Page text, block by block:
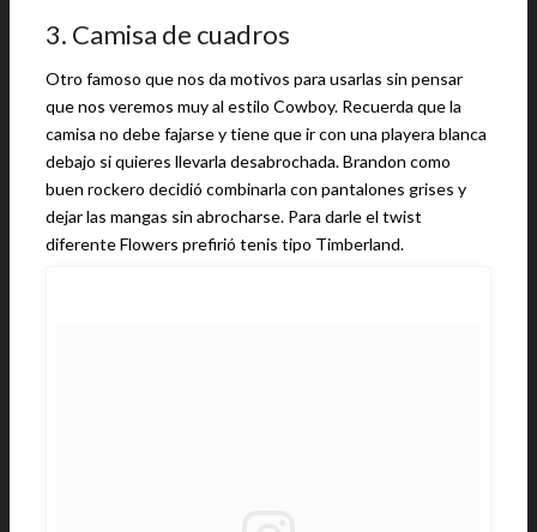
3. Camisa de cuadros
Otro famoso que nos da motivos para usarlas sin pensar
que nos veremos muy al estilo Cowboy. Recuerda que la
camisa no debe fajarse y tiene que ir con una playera blanca
debajo si quieres llevarla desabrochada. Brandon como
buen rockero decidió combinarla con pantalones grises y
dejar las mangas sin abrocharse. Para darle el twist
diferente Flowers prefirió tenis tipo Timberland.